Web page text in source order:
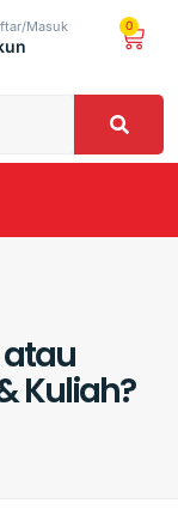
Masuk 0
atau
Kuliah?